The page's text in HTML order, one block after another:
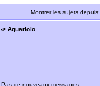
Montrer les sujets depuis:
-> Aquariolo
Pas de nouveaux messages